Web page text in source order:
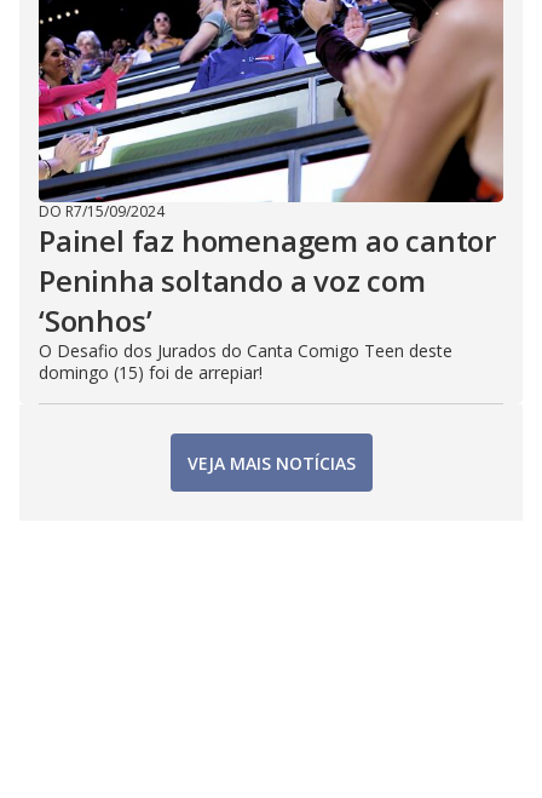
DO R7/15/09/2024
Painel faz homenagem ao cantor
Peninha soltando a voz com
‘Sonhos’
O Desafio dos Jurados do Canta Comigo Teen deste
domingo (15) foi de arrepiar!
VEJA MAIS NOTÍCIAS